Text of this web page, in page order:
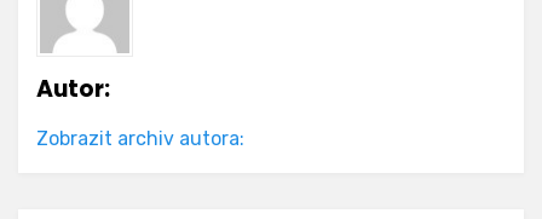
Autor:
Zobrazit archiv autora: